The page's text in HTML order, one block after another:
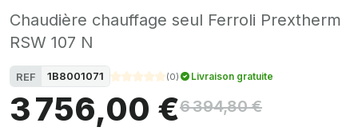
Chaudière chauffage seul Ferroli Prextherm
RSW 107 N
REF 1B8001071 (0) Livraison gratuite
3 756,00 €6 394,80 €